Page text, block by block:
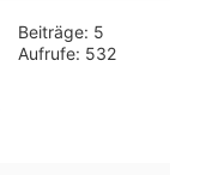
Beiträge: 5
Aufrufe: 532